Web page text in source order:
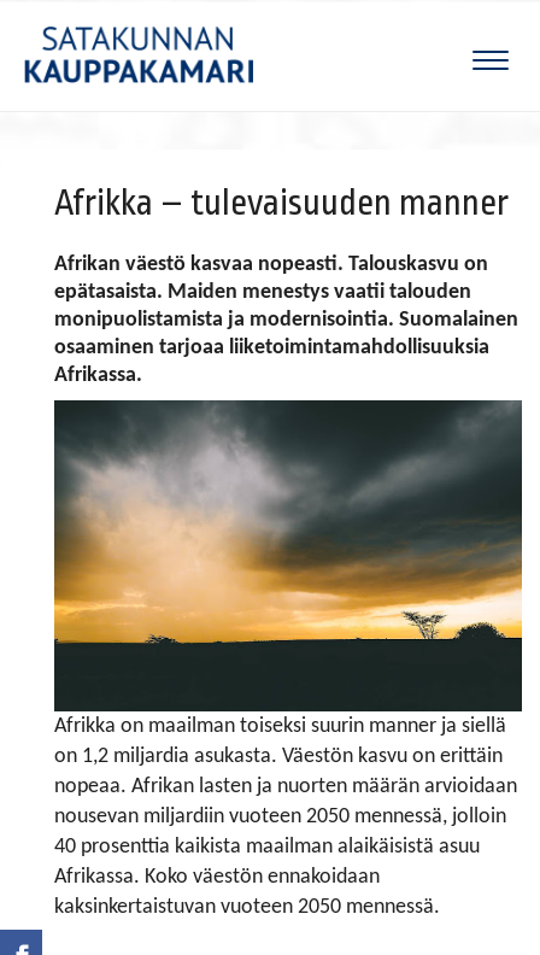
Afrikka – tulevaisuuden manner
Afrikan väestö kasvaa nopeasti. Talouskasvu on
epätasaista. Maiden menestys vaatii talouden
monipuolistamista ja modernisointia. Suomalainen
osaaminen tarjoaa liiketoimin­tamah­dollisuuksia
Afrikassa.
Afrikka on maailman toiseksi suurin manner ja siellä
on 1,2 miljardia asukasta. Väestön kasvu on erittäin
nopeaa. Afrikan lasten ja nuorten määrän arvioidaan
nousevan miljardiin vuoteen 2050 mennessä, jolloin
40 prosenttia kaikista maailman alaikäisistä asuu
Afrikassa. Koko väestön ennakoi­daan
kaksinkertaistuvan vuoteen 2050 mennessä.